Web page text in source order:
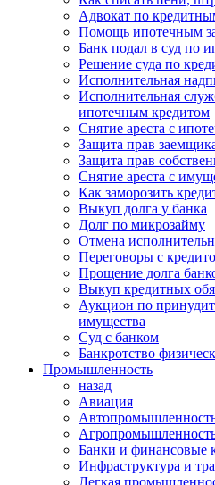
Адвокат по
Помощь ипотечным
Банк подал в суд по
Решение суда по
Исполнительная
Исполнительная
ипотечным кредитом
Снятие ареста с
Защита прав
Защита прав
Снятие ареста с
Как заморозить
Выкуп долга у банка
Долг по микрозайму
Отмена
Переговоры с
Прощение долга
Выкуп кредитных
Аукцион по
имущества
Суд с банком
Банкротство
Промышленность
назад
Авиация
Банки и финансовые
Инфраструктура и
Легкая